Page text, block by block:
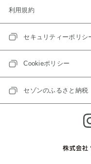
利用規約
セキュリティーポリシ
Cookieポリシー
セゾンのふるさと納税